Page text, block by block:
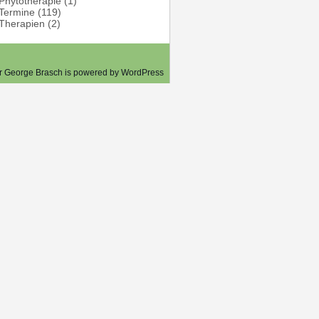
(119)
(2)
George Brasch is powered by WordPress